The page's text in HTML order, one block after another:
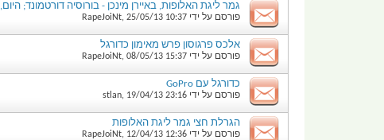
גמר ליגת האלופות, באיירן מינכן - בורוסיה דורטמונד; היום, 21:45
פורסם על ידי RapeJoiNt, 25/05/13 10:37
אלכס פרגוסון פרש מאימון כדורגל
פורסם על ידי RapeJoiNt, 08/05/13 15:37
כדורגל עם GoPro
פורסם על ידי stlan, 19/04/13 23:16
הגרלת חצי גמר ליגת האלופות
פורסם על ידי RapeJoiNt, 12/04/13 12:36